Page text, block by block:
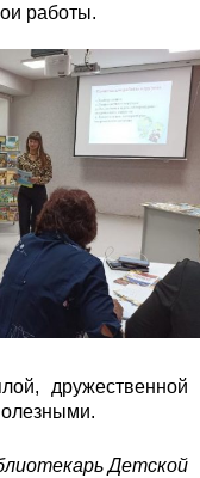
работы.
дружественной
Детской